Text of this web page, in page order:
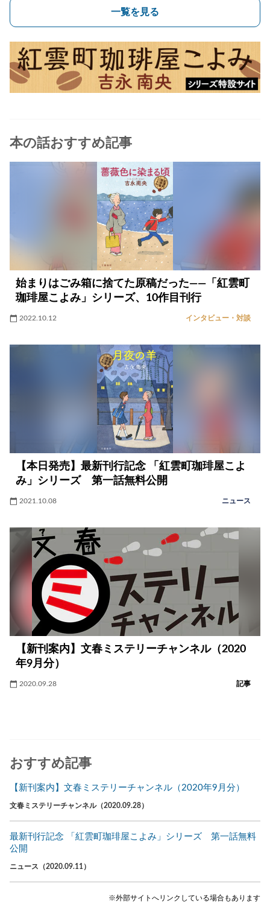
一覧を見る
本の話おすすめ記事
始まりはごみ箱に捨てた原稿だった――「紅雲町
珈琲屋こよみ」シリーズ、10作目刊行
2022.10.12 インタビュー・対談
【本日発売】最新刊行記念 「紅雲町珈琲屋こよ
み」シリーズ 第一話無料公開
2021.10.08 ニュース
【新刊案内】文春ミステリーチャンネル（2020
年9月分）
2020.09.28 記事
おすすめ記事
【新刊案内】文春ミステリーチャンネル（2020年9月分）
文春ミステリーチャンネル（2020.09.28）
最新刊行記念 「紅雲町珈琲屋こよみ」シリーズ 第一話無料
公開
ニュース（2020.09.11）
※外部サイトへリンクしている場合もあります